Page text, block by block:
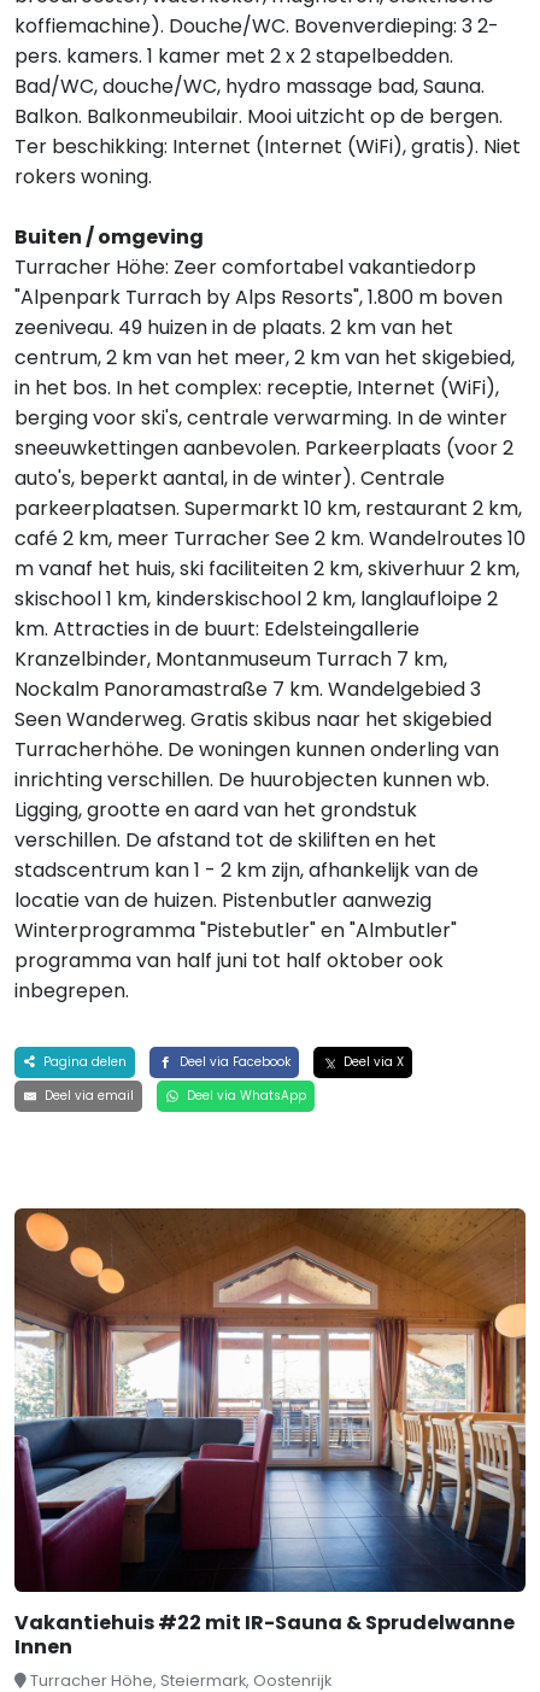
koffiemachine). Douche/WC. Bovenverdieping: 3 2-
pers. kamers. 1 kamer met 2 x 2 stapelbedden.
Bad/WC, douche/WC, hydro massage bad, Sauna.
Balkon. Balkonmeubilair. Mooi uitzicht op de bergen.
Ter beschikking: Internet (Internet (WiFi), gratis). Niet
rokers woning.
Buiten / omgeving
Turracher Höhe: Zeer comfortabel vakantiedorp
"Alpenpark Turrach by Alps Resorts", 1.800 m boven
zeeniveau. 49 huizen in de plaats. 2 km van het
centrum, 2 km van het meer, 2 km van het skigebied,
in het bos. In het complex: receptie, Internet (WiFi),
berging voor ski's, centrale verwarming. In de winter
sneeuwkettingen aanbevolen. Parkeerplaats (voor 2
auto's, beperkt aantal, in de winter). Centrale
parkeerplaatsen. Supermarkt 10 km, restaurant 2 km,
café 2 km, meer Turracher See 2 km. Wandelroutes 10
m vanaf het huis, ski faciliteiten 2 km, skiverhuur 2 km,
skischool 1 km, kinderskischool 2 km, langlaufloipe 2
km. Attracties in de buurt: Edelsteingallerie
Kranzelbinder, Montanmuseum Turrach 7 km,
Nockalm Panoramastraße 7 km. Wandelgebied 3
Seen Wanderweg. Gratis skibus naar het skigebied
Turracherhöhe. De woningen kunnen onderling van
inrichting verschillen. De huurobjecten kunnen wb.
Ligging, grootte en aard van het grondstuk
verschillen. De afstand tot de skiliften en het
stadscentrum kan 1 - 2 km zijn, afhankelijk van de
locatie van de huizen. Pistenbutler aanwezig
Winterprogramma "Pistebutler" en "Almbutler"
programma van half juni tot half oktober ook
inbegrepen.
Pagina delen Deel via Facebook
Deel via X
Deel via email
Deel via WhatsApp
Vakantiehuis #22 mit IR-Sauna & Sprudelwanne
Innen
Turracher Höhe, Steiermark, Oostenrijk